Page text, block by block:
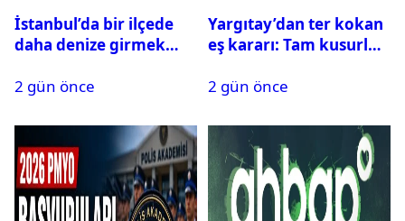
İstanbul’da bir ilçede
daha denize girmek
2 gün önce
Yargıtay’dan ter kokan
eş kararı: Tam kusurlu
2 gün önce